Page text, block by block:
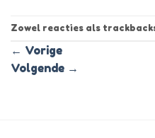
Zowel reacties als
← Vorige
Volgende →